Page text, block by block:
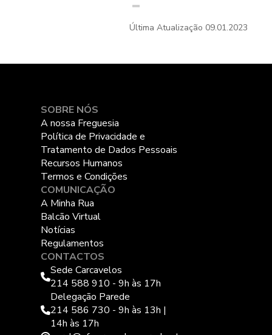
Última Atualização 09.01.2023
SOBRE NÓS
A nossa Freguesia
Política de Privacidade e
Tratamento de Dados Pessoais
Recursos Humanos
Termos e Condições
COMUNICAÇÃO
A Minha Rua
Balcão Virtual
Notícias
Regulamentos
CONTACTOS
Sede Carcavelos
214 588 910 - 9h às 17h
Delegação Parede
214 586 730 - 9h às 13h |
14h às 17h